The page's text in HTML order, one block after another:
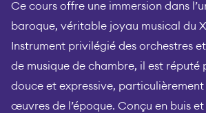
Ce cours offre une immersion dans
baroque, véritable joyau musical du
Instrument privilégié des orchestres
de musique de chambre, il est réputé
douce et expressive,
œuvres de l’époque. Conçu en buis